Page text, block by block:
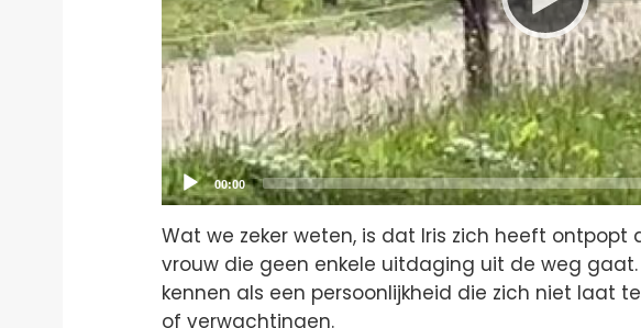
Current
time
00:00
Wat we zeker weten, is dat Iris zich heeft ontpopt
vrouw die geen enkele uitdaging uit de weg
kennen als een persoonlijkheid die zich niet laat
of verwachtingen.